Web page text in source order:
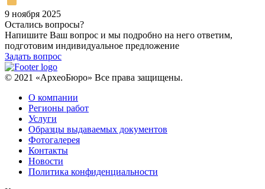
9 ноября 2025
Остались вопросы?
Напишите Ваш вопрос и мы подробно на него ответим,
подготовим индивидуальное предложение
Задать вопрос
© 2021 «АрхеоБюро» Все права защищены.
О компании
Регионы работ
Услуги
Образцы выдаваемых документов
Фотогалерея
Контакты
Новости
Политика конфиденциальности